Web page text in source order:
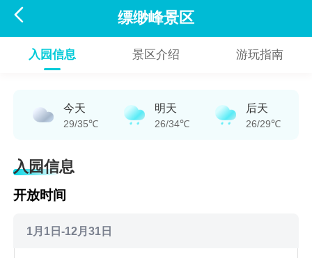
 缥缈峰景区
入园信息 景区介绍 游玩指南
今天
29/35℃
明天
26/34℃
后天
26/29℃
入园信息
开放时间
1月1日-12月31日